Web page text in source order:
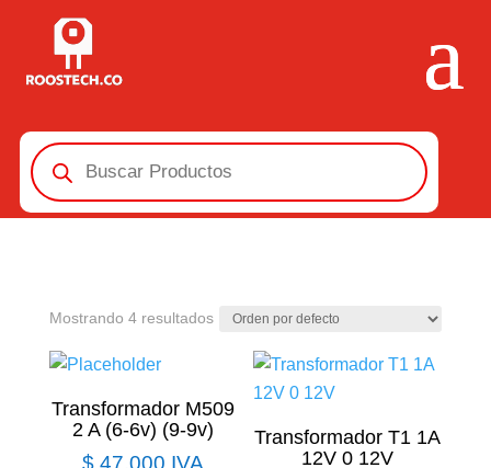
Búsqueda
de
productos
Mostrando 4 resultados
Transformador M509
2 A (6-6v) (9-9v)
$ 47.000 IVA
Transformador T1 1A
12V 0 12V